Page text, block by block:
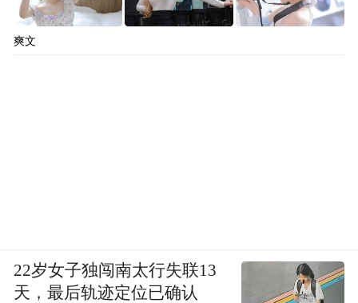
爽文
22岁女子独闯南太行失联13
天，最后轨迹定位已确认